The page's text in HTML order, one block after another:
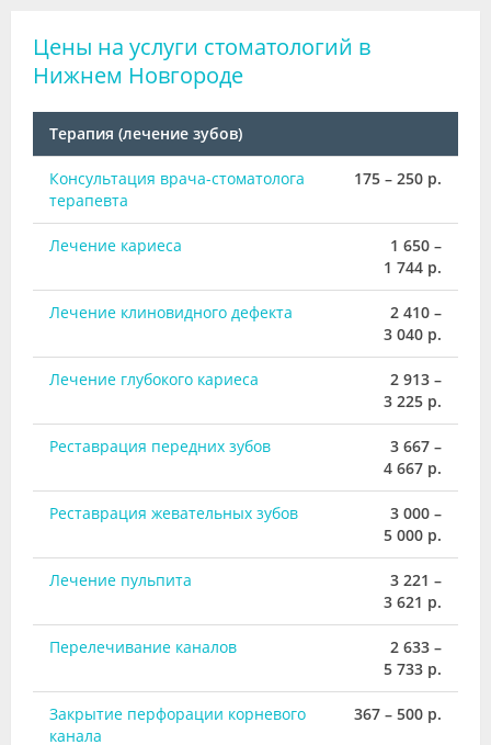
Цены на услуги стоматологий в
Нижнем Новгороде
Терапия (лечение зубов)
Консультация врача-стоматолога
терапевта
175 – 250 р.
Лечение кариеса
1 650 –
1 744 р.
Лечение клиновидного дефекта
2 410 –
3 040 р.
Лечение глубокого кариеса
2 913 –
3 225 р.
Реставрация передних зубов
3 667 –
4 667 р.
Реставрация жевательных зубов
3 000 –
5 000 р.
Лечение пульпита
3 221 –
3 621 р.
Перелечивание каналов
2 633 –
5 733 р.
Закрытие перфорации корневого
канала
367 – 500 р.